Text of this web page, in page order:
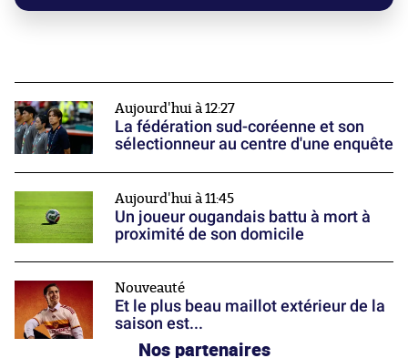
Aujourd'hui à 12:27
La fédération sud-coréenne et son
sélectionneur au centre d'une enquête
Aujourd'hui à 11:45
Un joueur ougandais battu à mort à
proximité de son domicile
Nouveauté
Et le plus beau maillot extérieur de la
saison est...
Nos partenaires